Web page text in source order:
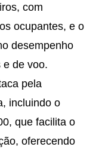
com
ocupantes, e o
desempenho
e de voo.
pela
incluindo o
que facilita o
oferecendo